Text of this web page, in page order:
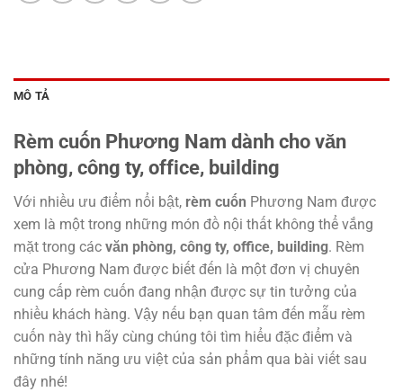
MÔ TẢ
Rèm cuốn Phương Nam dành cho văn
phòng, công ty, office, building
Với nhiều ưu điểm nổi bật, rèm cuốn Phương Nam được
xem là một trong những món đồ nội thất không thể vắng
mặt trong các văn phòng, công ty, office, building. Rèm
cửa Phương Nam được biết đến là một đơn vị chuyên
cung cấp rèm cuốn đang nhận được sự tin tưởng của
nhiều khách hàng. Vậy nếu bạn quan tâm đến mẫu rèm
cuốn này thì hãy cùng chúng tôi tìm hiểu đặc điểm và
những tính năng ưu việt của sản phẩm qua bài viết sau
đây nhé!